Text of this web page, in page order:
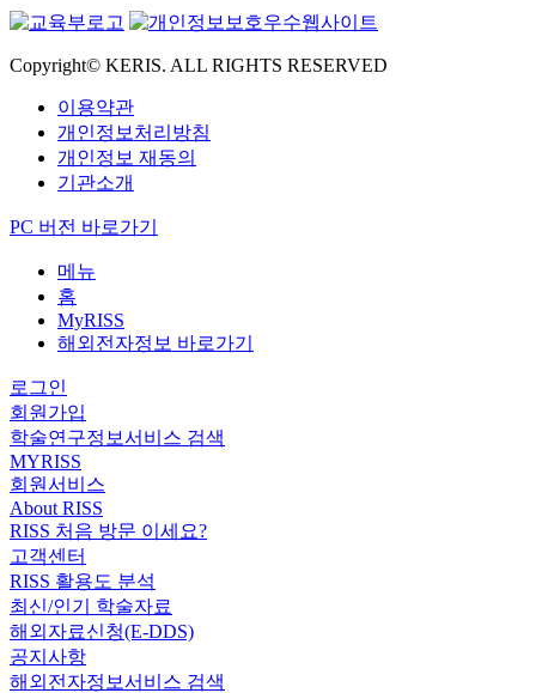
Copyright© KERIS. ALL RIGHTS RESERVED
이용약관
개인정보처리방침
개인정보 재동의
기관소개
PC 버전 바로가기
메뉴
홈
MyRISS
해외전자정보 바로가기
로그인
회원가입
학술연구정보서비스 검색
MYRISS
회원서비스
About RISS
RISS 처음 방문 이세요?
고객센터
RISS 활용도 분석
최신/인기 학술자료
해외자료신청(E-DDS)
공지사항
해외전자정보서비스 검색